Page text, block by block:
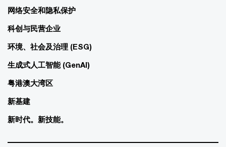
网络安全和隐私保护
科创与民营企业
环境、社会及治理 (ESG)
生成式人工智能 (GenAI)
粤港澳大湾区
新基建
新时代。新技能。